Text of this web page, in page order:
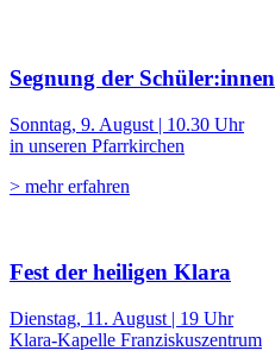
Segnung der Schüler:innen
Sonntag, 9. August | 10.30 Uhr
in unseren Pfarrkirchen
> mehr erfahren
Fest der heiligen Klara
Dienstag, 11. August | 19 Uhr
Klara-Kapelle Franziskuszentrum